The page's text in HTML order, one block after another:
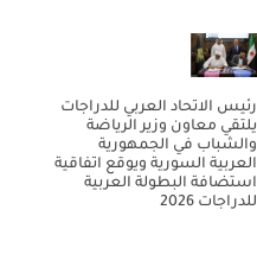
رئيس الاتحاد العربي للدراجات
يلتقي معاون وزير الرياضة
والشباب في الجمهورية
العربية السورية ويوقع اتفاقية
استضافة البطولة العربية
للدراجات 2026